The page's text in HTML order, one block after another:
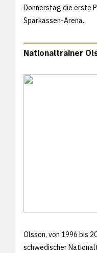
Donnerstag die erste
Sparkassen-Arena.
Nationaltrainer
Olsson, von 1996 bis
schwedischer